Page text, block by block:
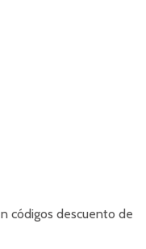
códigos descuento de